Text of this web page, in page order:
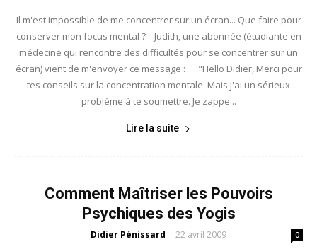
Il m'est impossible de me concentrer sur un écran... Que faire pour
conserver mon focus mental ? Judith, une abonnée (étudiante en
médecine qui rencontre des difficultés pour se concentrer sur un
écran) vient de m'envoyer ce message : "Hello Didier, Merci pour
tes conseils sur la concentration mentale. Mais j'ai un sérieux
problème à te soumettre. Je zappe...
Lire la suite
Comment Maîtriser les Pouvoirs
Psychiques des Yogis
Didier Pénissard - 22 avril 2009 0